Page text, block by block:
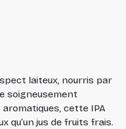
laiteux, nourris par
soigneusement
cette IPA
qu’un jus de fruits frais.